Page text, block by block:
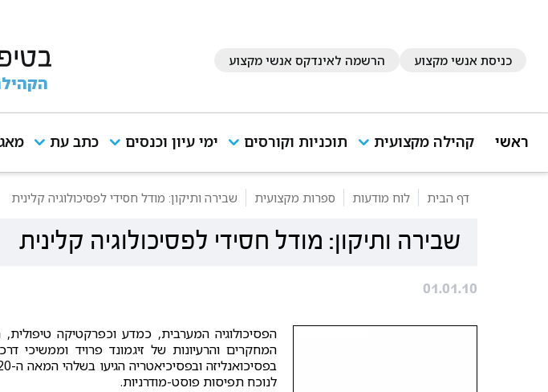
כניסת אנשי מקצוע הרשמה לאינדקס אנשי מקצוע
ראשי קהילה מקצועית תוכניות וקורסים ימי עיון וכנסים כתב עת
דף הבית לוח מודעות ספרות מקצועית שבירה ותיקון: מודל חסידי לפסיכולוגיה קלינית
שבירה ותיקון: מודל חסידי לפסיכולוגיה קלינית
01.01.10
המחקרים והרעיונות של זיגמונד פרויד וממשיכי
לנוכח תפיסות פוסט-מודרניות.